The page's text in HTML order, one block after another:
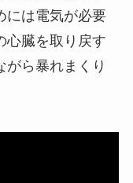
には電気が必要
心臓を取り戻す
がら暴れまくり